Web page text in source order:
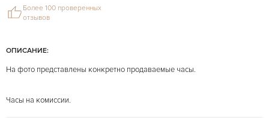
ОПИСАНИЕ:
На фото представлены конкретно продаваемые часы.
Часы на комиссии.
Более 100 проверенных
отзывов